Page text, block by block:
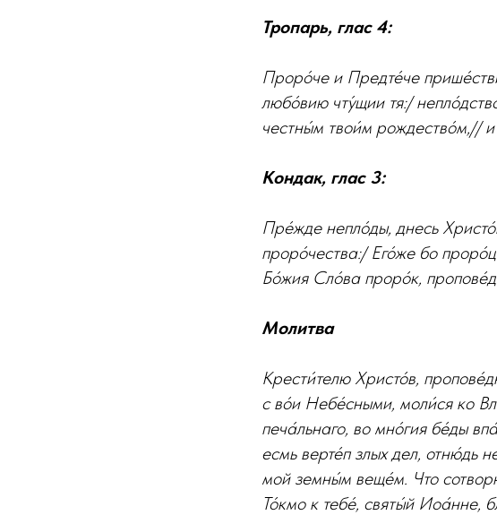
Тропарь, глас 4:
Проро́че и Предте́че
любо́вию чту́щии тя:/
честны́м твои́м рождество́м,//
Кондак, глас 3:
Пре́жде непло́ды, днесь
проро́чества:/ Его́же бо
Бо́жия Сло́ва проро́к,
Молитва
Крести́телю Христо́в,
с во́и Небе́сными, моли́ся ко
печа́льнаго, во мно́гия бе́ды
есмь верте́п злых дел, отню́дь
мой земны́м веще́м. Что
То́кмо к тебе́, святы́й Иоа́нне,